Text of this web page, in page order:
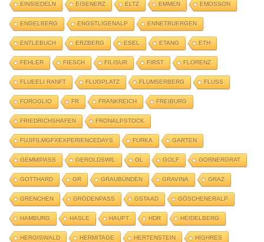
EINSIEDELN EISENERZ ELTZ EMMEN EMOSSON
ENGELBERG ENGSTLIGENALP ENNETBUERGEN
ENTLEBUCH ERZBERG ESEL ETANG ETH
FEHLER FIESCH FILISUR FIRST FLORENZ
FLUEELI RANFT FLUGPLATZ FLUMSERBERG FLUSS
FOROGLIO FR FRANKREICH FREIBURG
FRIEDRICHSHAFEN FRONALPSTOCK
FUJIFILMGFXEXPERIENCEDAYS FURKA GARTEN
GEMMIPASS GEROLDSWIL GL GOLF GORNERGRAT
GOTTHARD GR GRAUBÜNDEN GRAVINA GRAZ
GRENCHEN GRÖDENPASS GSTAAD GÖSCHENERALP
HAMBURG HASLE HAUPT HDR HEIDELBERG
HERGISWALD HERMITAGE HERTENSTEIN HIGHRES